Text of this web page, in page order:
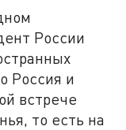
России
Россия и
встрече
то есть на